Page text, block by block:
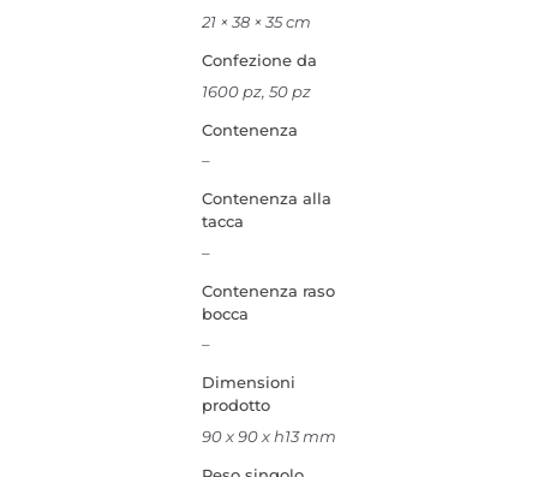
21 × 38 × 35 cm
Confezione da
1600 pz, 50 pz
Contenenza
–
Contenenza alla
tacca
–
Contenenza raso
bocca
–
Dimensioni
prodotto
90 x 90 x h13 mm